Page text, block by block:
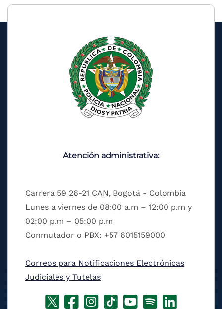
Atención administrativa:
Carrera 59 26-21 CAN, Bogotá - Colombia
Lunes a viernes de 08:00 a.m – 12:00 p.m y
02:00 p.m – 05:00 p.m
Conmutador o PBX: +57 6015159000
Correos para Notificaciones Electrónicas
Judiciales y Tutelas